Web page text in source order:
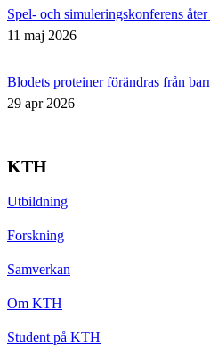
Spel- och simuleringskonferens
11 maj 2026
Blodets proteiner förändras från
29 apr 2026
KTH
Utbildning
Forskning
Samverkan
Om KTH
Student på KTH